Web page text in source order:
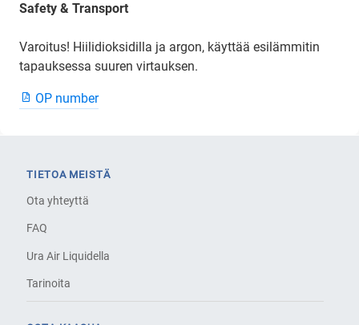
Safety & Transport
Varoitus! Hiilidioksidilla ja argon, käyttää esilämmitin
tapauksessa suuren virtauksen.
OP number
TIETOA MEISTÄ
Ota yhteyttä
FAQ
Ura Air Liquidella
Tarinoita